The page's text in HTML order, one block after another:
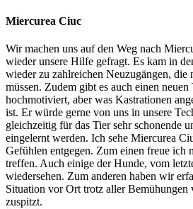
Miercurea Ciuc
Wir machen uns auf den Weg nach
wieder unsere Hilfe gefragt. Es kam in
wieder zu zahlreichen Neuzugängen, die
müssen. Zudem gibt es auch einen
hochmotiviert, aber was Kastrationen
ist. Er würde gerne von uns in unsere
gleichzeitig für das Tier sehr schonende
eingelernt werden. Ich sehe Miercurea
Gefühlen entgegen. Zum einen freue ich
treffen. Auch einige der Hunde, vom
wiedersehen. Zum anderen haben wir
Situation vor Ort trotz aller Bemühungen
zuspitzt.